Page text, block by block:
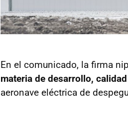
En el comunicado, la firma
materia de desarrollo,
aeronave eléctrica de